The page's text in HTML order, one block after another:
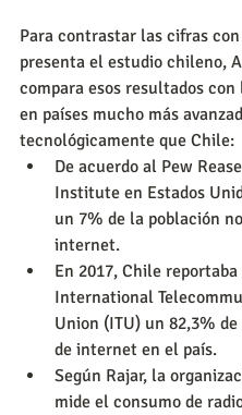
Para contrastar las cifras
presenta el estudio chileno,
compara esos resultados con
en países mucho más
tecnológicamente que Chile:
De acuerdo al Pew
Institute en Estados
un 7% de la población
internet.
En 2017, Chile
International
Union (ITU) un 82,3%
de internet en el país.
Según Rajar, la
mide el consumo de